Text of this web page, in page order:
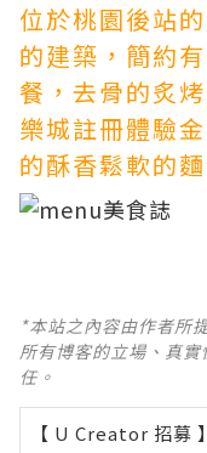
位於桃園後站
的建築，簡約
餐，去骨的炙
樂城註冊體驗金
的酥香鬆軟的
*本站之內容由作者所
所有博客的立場、真
任。
【 U Creator 招募 】